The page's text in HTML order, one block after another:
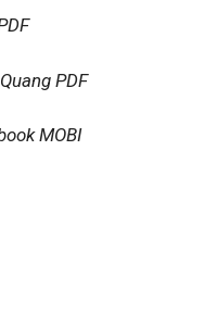
PDF
MOBI